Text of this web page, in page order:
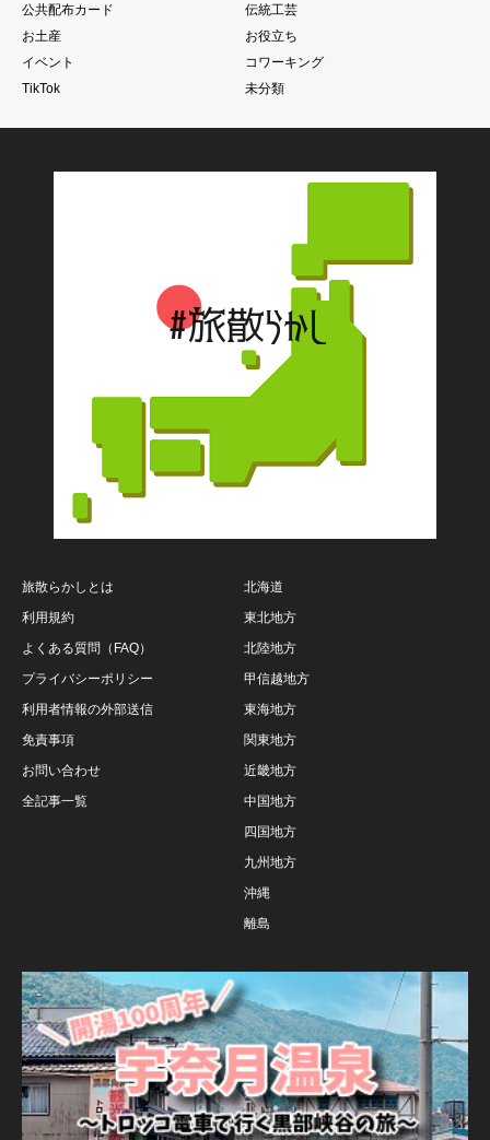
公共配布カード
伝統工芸
お土産
お役立ち
イベント
コワーキング
TikTok
未分類
旅散らかしとは
利用規約
よくある質問（FAQ）
プライバシーポリシー
利用者情報の外部送信
免責事項
お問い合わせ
全記事一覧
北海道
東北地方
北陸地方
甲信越地方
東海地方
関東地方
近畿地方
中国地方
四国地方
九州地方
沖縄
離島